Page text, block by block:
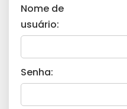
Nome de
usuário:
Senha: